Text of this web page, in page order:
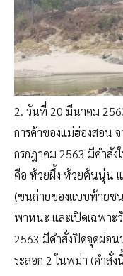
2. วันที่ 20 มีนาคม
การค้าของแม่ฮ่องสอน​
กรกฎาคม​ 2563 มีคำสั่ง
คือ ห้วยผึ้ง ห้วยต้นนุ่น
(ขนถ่ายของแบบท้ายช
พาหนะ และเปิดเฉพา
2563 มีคำสั่งปิดจุดผ่อน
ระลอก 2 ในพม่า (คำสั่